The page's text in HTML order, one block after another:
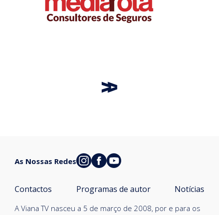
A Viana TV nasceu a 5 de março de 2008, por e para os
Contactos Programas de autor Notícias
As Nossas Redes